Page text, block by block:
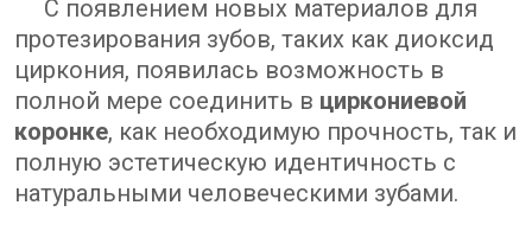
С появлением новых материалов для
протезирования зубов, таких как диоксид
циркония, появилась возможность в
полной мере соединить в циркониевой
коронке, как необходимую прочность, так и
полную эстетическую идентичность с
натуральными человеческими зубами.